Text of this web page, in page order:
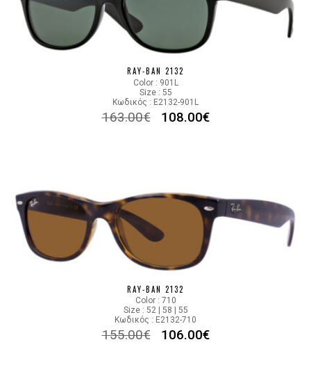
RAY-BAN 2132
Color : 901L
Size : 55
Κωδικός : E2132-901L
163.00€ 108.00€
RAY-BAN 2132
Color : 710
Size : 52 | 58 | 55
Κωδικός : E2132-710
155.00€ 106.00€